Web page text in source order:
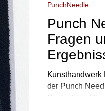
Punch
Fragen
Kunsthandwerk
der Punch
Deutschland
PunchNeedle